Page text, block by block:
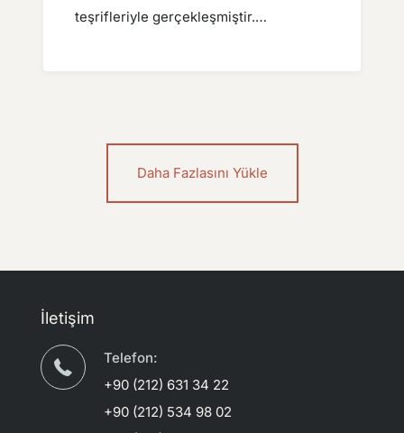
teşrifleriyle gerçekleşmiştir.…
Daha Fazlasını Yükle
İletişim
Telefon:
+90 (212) 631 34 22
+90 (212) 534 98 02